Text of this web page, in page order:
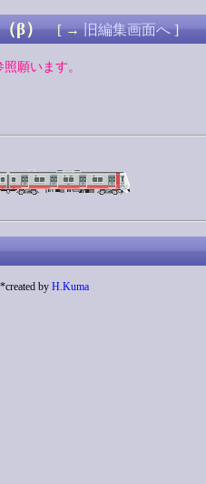
β） [ →旧編集画面へ]
願います。
by H.Kuma